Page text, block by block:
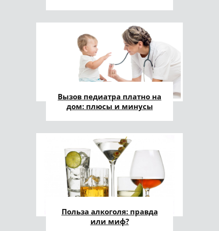
Вызов педиатра платно на
дом: плюсы и минусы
Польза алкоголя: правда
или миф?